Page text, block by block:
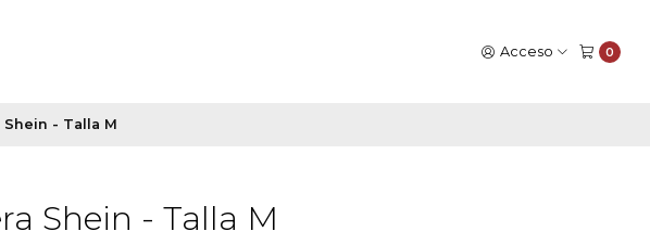
Acceso 0
Shein - Talla M
Shein - Talla M